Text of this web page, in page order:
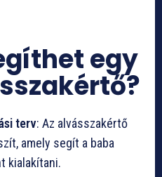
egy
terv: Az alvásszakértő
amely segít a baba
kialakítani.